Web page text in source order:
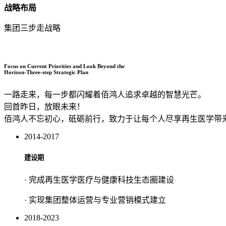
战略布局
集团三步走战略
Focus on Current Priorities and Look Beyond the
Horizon-Three-step Strategic Plan
一路走来，每一步都闪耀着佰鸿人追求卓越的智慧光芒。
回首昨日，放眼未来！
佰鸿人不忘初心，砥砺前行，致力于让每个人尽享再生医学带
2014-2017
建设期
· 完成再生医学医疗与健康科技生态圈建设
· 实现集团整体运营与专业营销模式建立
2018-2023